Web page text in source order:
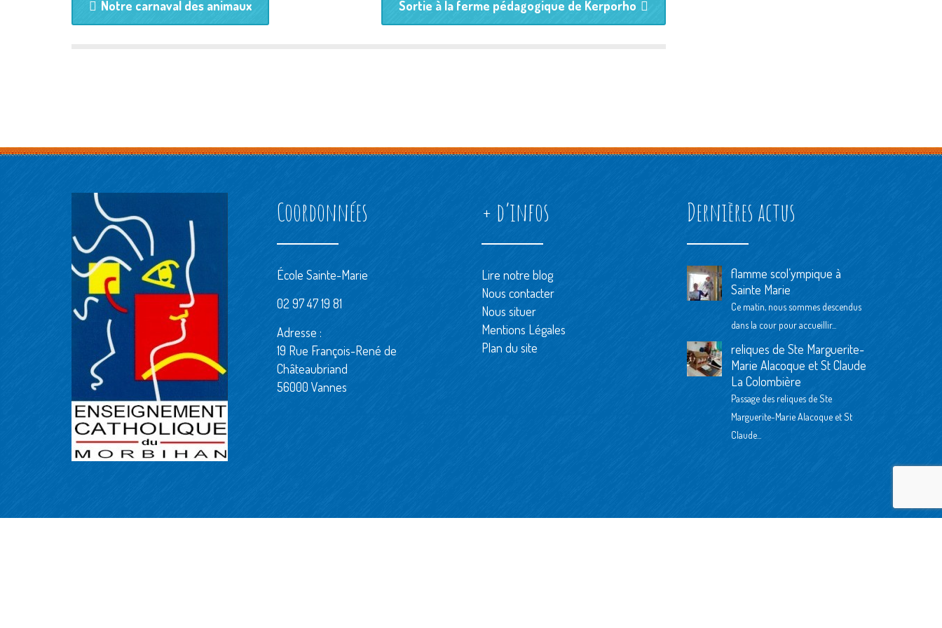
Notre carnaval des animaux Sortie à la ferme pédagogique de Kerporho
Coordonnées
École Sainte-Marie
02 97 47 19 81
Adresse :
19 Rue François-René de
Châteaubriand
56000 Vannes
+ d’infos
Lire notre blog
Nous contacter
Nous situer
Mentions Légales
Plan du site
Dernières actus
flamme scol’ympique à
Sainte Marie
Ce matin, nous sommes descendus
dans la cour pour accueillir...
reliques de Ste Marguerite-
Marie Alacoque et St Claude
La Colombière
Passage des reliques de Ste
Marguerite-Marie Alacoque et St
Claude...